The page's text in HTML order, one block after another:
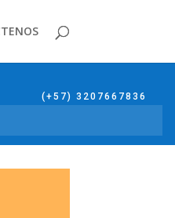
(+57) 3207667836